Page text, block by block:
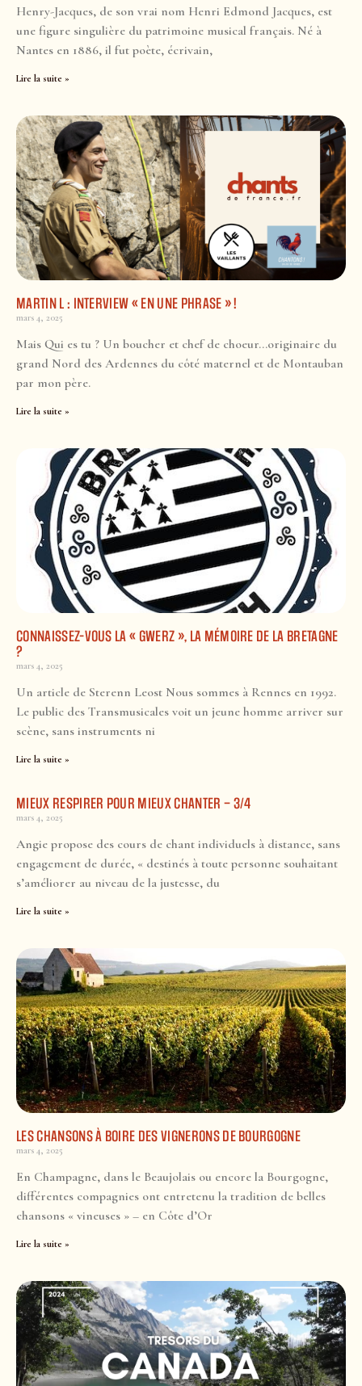
Henry-Jacques, de son vrai nom Henri Edmond Jacques, est
une figure singulière du patrimoine musical français. Né à
Nantes en 1886, il fut poète, écrivain,
Lire la suite »
MARTIN L : INTERVIEW « EN UNE PHRASE » !
mars 4, 2025
Mais Qui es tu ? Un boucher et chef de choeur…originaire du
grand Nord des Ardennes du côté maternel et de Montauban
par mon père.
Lire la suite »
CONNAISSEZ-VOUS LA « GWERZ », LA MÉMOIRE DE LA BRETAGNE
?
mars 4, 2025
Un article de Sterenn Leost Nous sommes à Rennes en 1992.
Le public des Transmusicales voit un jeune homme arriver sur
scène, sans instruments ni
Lire la suite »
MIEUX RESPIRER POUR MIEUX CHANTER – 3/4
mars 4, 2025
Angie propose des cours de chant individuels à distance, sans
engagement de durée, « destinés à toute personne souhaitant
s’améliorer au niveau de la justesse, du
Lire la suite »
LES CHANSONS À BOIRE DES VIGNERONS DE BOURGOGNE
mars 4, 2025
En Champagne, dans le Beaujolais ou encore la Bourgogne,
différentes compagnies ont entretenu la tradition de belles
chansons « vineuses » – en Côte d’Or
Lire la suite »